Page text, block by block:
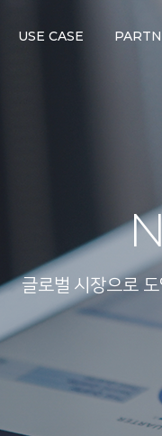
USE CASE
글로벌 시장으로